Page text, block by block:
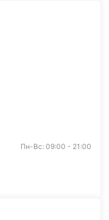
Пн-Вс: 09:00 - 21:00